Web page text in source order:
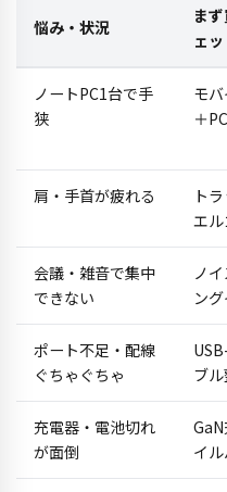
悩み・状況
ま
ェ
ノートPC1台で手
狭
モ
＋
肩・手首が疲れる
ト
エ
会議・雑音で集中
できない
ノ
ン
ポート不足・配線
ぐちゃぐちゃ
ブ
充電器・電池切れ
が面倒
イ